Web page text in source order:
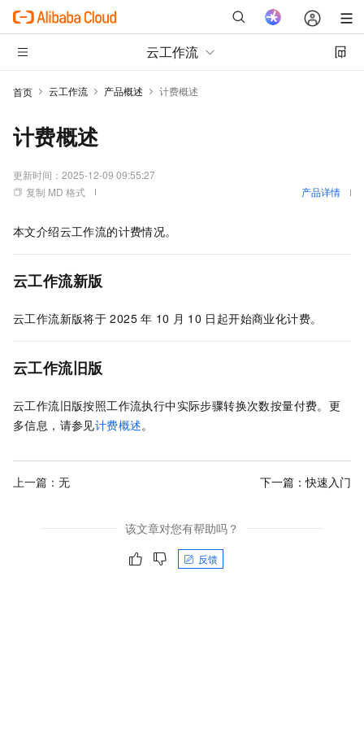
云工作流
首页 云工作流 产品概述 计费概述
计费概述
更新时间： 2025-12-09 09:55:27
复制 MD 格式
产品详情
本文介绍云工作流的计费情况。
云工作流新版
云工作流新版将于 2025 年 10 月 10 日起开始商业化计费。
云工作流旧版
云工作流旧版按照工作流执行中实际步骤转换次数按量付费。更
多信息，请参见计费概述。
上一篇：无 下一篇：快速入门
该文章对您有帮助吗？
反馈